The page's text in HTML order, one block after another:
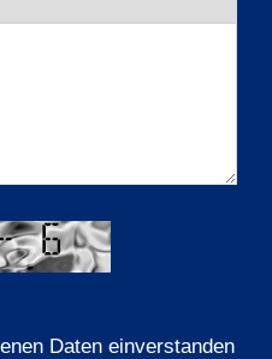
Daten einverstanden